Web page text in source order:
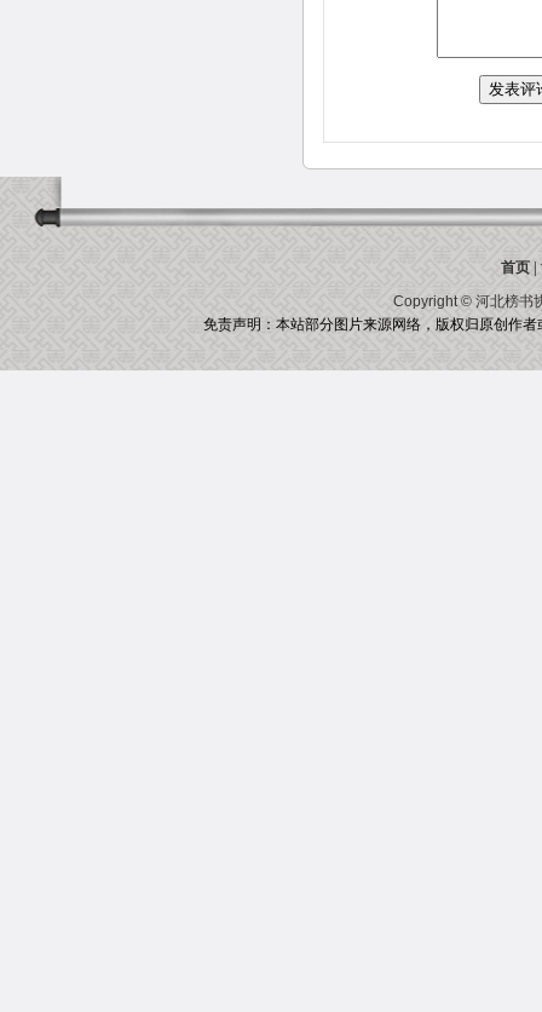
首页|
Copyright © 河北榜书
免责声明：本站部分图片来源网络，版权归原创作